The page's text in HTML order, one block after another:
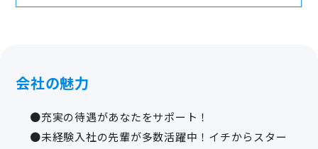
会社の魅力
●充実の待遇があなたをサポート！
●未経験入社の先輩が多数活躍中！イチからスター